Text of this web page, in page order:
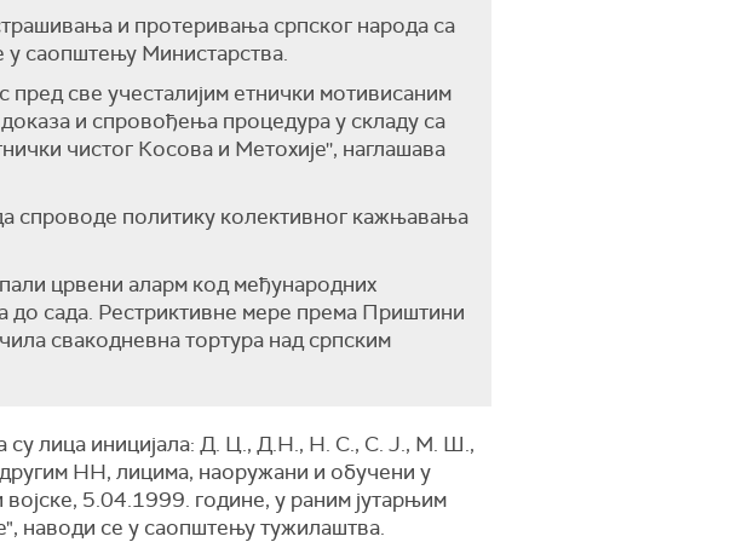
и протеривања српског народа са
у саопштењу Министарства.
пред све учесталијим етнички мотивисаним
и спровођења процедура у складу са
чистог Косова и Метохије'', наглашава
спроводе политику колективног кажњавања
црвени аларм код међународних
до сада. Рестриктивне мере према Приштини
свакодневна тортура над српским
су лица иницијала: Д. Ц., Д.Н., Н. С., С. Ј., М. Ш.,
НН, лицима, наоружани и обучени у
5.04.1999. године, у раним јутарњим
наводи се у саопштењу тужилаштва.